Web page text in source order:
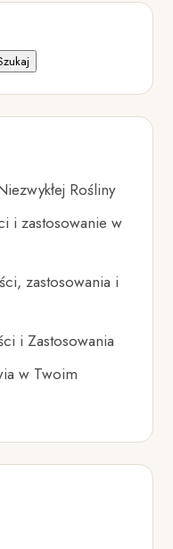
Rośliny
i zastosowanie w
zastosowania i
i Zastosowania
w Twoim